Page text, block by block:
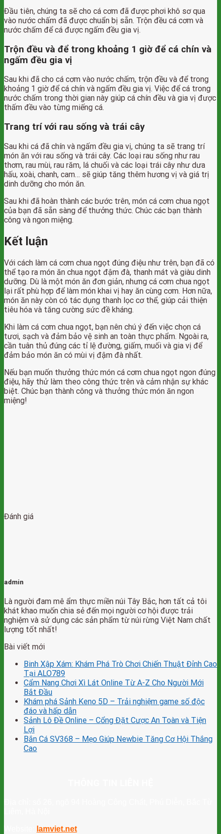
Đầu tiên, chúng ta sẽ cho cá cơm đã được phơi khô sơ qua
vào nước chấm đã được chuẩn bị sẵn. Trộn đều cá cơm và
nước chấm để cá được ngấm đều gia vị.
Trộn đều và để trong khoảng 1 giờ để cá chín và
ngấm đều gia vị
Sau khi đã cho cá cơm vào nước chấm, trộn đều và để trong
khoảng 1 giờ để cá chín và ngấm đều gia vị. Việc để cá trong
nước chấm trong thời gian này giúp cá chín đều và gia vị được
thấm đều vào từng miếng cá.
Trang trí với rau sống và trái cây
Sau khi cá đã chín và ngấm đều gia vị, chúng ta sẽ trang trí
món ăn với rau sống và trái cây. Các loại rau sống như rau
thơm, rau mùi, rau răm, lá chuối và các loại trái cây như dưa
hấu, xoài, chanh, cam… sẽ giúp tăng thêm hương vị và giá trị
dinh dưỡng cho món ăn.
Sau khi đã hoàn thành các bước trên, món cá cơm chua ngọt
của bạn đã sẵn sàng để thưởng thức. Chúc các bạn thành
công và ngon miệng.
Kết luận
Với cách làm cá cơm chua ngọt đúng điệu như trên, bạn đã có
thể tạo ra món ăn chua ngọt đậm đà, thanh mát và giàu dinh
dưỡng. Dù là một món ăn đơn giản, nhưng cá cơm chua ngọt
lại rất phù hợp để làm món khai vị hay ăn cùng cơm. Hơn nữa,
món ăn này còn có tác dụng thanh lọc cơ thể, giúp cải thiện
tiêu hóa và tăng cường sức đề kháng.
Khi làm cá cơm chua ngọt, bạn nên chú ý đến việc chọn cá
tươi, sạch và đảm bảo vệ sinh an toàn thực phẩm. Ngoài ra,
cần tuân thủ đúng các tỉ lệ đường, giấm, muối và gia vị để
đảm bảo món ăn có mùi vị đậm đà nhất.
Nếu bạn muốn thưởng thức món cá cơm chua ngọt ngon đúng
điệu, hãy thử làm theo công thức trên và cảm nhận sự khác
biệt. Chúc bạn thành công và thưởng thức món ăn ngon
miệng!
Đánh giá
admin
Là người đam mê ẩm thực miền núi Tây Bắc, hơn tất cả tôi
khát khao muốn chia sẻ đến mọi người cơ hội được trải
nghiệm và sử dụng các sản phẩm từ núi rừng Việt Nam chất
lượng tốt nhất!
Bài viết mới
Binh Xập Xám: Khám Phá Trò Chơi Chiến Thuật Đỉnh Cao
Tại ALO789
Cẩm Nang Chơi Xì Lát Online Từ A-Z Cho Người Mới
Bắt Đầu
Khám phá Sảnh Keno 5D – Trải nghiệm game số độc
đáo và hấp dẫn
Sảnh Lô Đề Online – Cổng Đặt Cược An Toàn và Tiện
Lợi
Bắn Cá SV368 – Mẹo Giúp Newbie Tăng Cơ Hội Thắng
Cao
lamviet.net